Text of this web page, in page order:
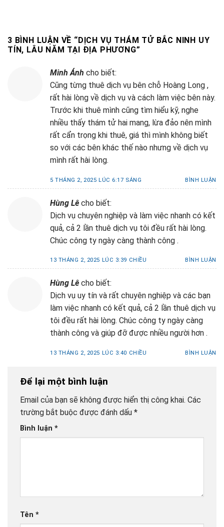
3 BÌNH LUẬN VỀ “ DỊCH VỤ THÁM TỬ BẮC NINH UY
TÍN, LÂU NĂM TẠI ĐỊA PHƯƠNG”
Minh Ánh cho biết:
Cũng từng thuê dịch vụ bên chỗ Hoàng Long ,
rất hài lòng về dịch vụ và cách làm việc bên này.
Trước khi thuê mình cũng tìm hiểu kỹ, nghe
nhiều thấy thám tử hai mang, lừa đảo nên mình
rất cẩn trọng khi thuê, giá thì mình không biết
so với các bên khác thế nào nhưng về dịch vụ
mình rất hài lòng.
5 THÁNG 2, 2025 LÚC 6:17 SÁNG BÌNH LUẬN
Hùng Lê cho biết:
Dịch vụ chuyên nghiệp và làm việc nhanh có kết
quả, cả 2 lần thuê dịch vụ tôi đều rất hài lòng.
Chúc công ty ngày càng thành công .
13 THÁNG 2, 2025 LÚC 3:39 CHIỀU BÌNH LUẬN
Hùng Lê cho biết:
Dịch vụ uy tín và rất chuyên nghiệp và các bạn
làm việc nhanh có kết quả, cả 2 lần thuê dịch vụ
tôi đều rất hài lòng. Chúc công ty ngày càng
thành công và giúp đỡ được nhiều người hơn .
13 THÁNG 2, 2025 LÚC 3:40 CHIỀU BÌNH LUẬN
Để lại một bình luận
Email của bạn sẽ không được hiển thị công khai. Các
trường bắt buộc được đánh dấu *
Bình luận *
Tên *